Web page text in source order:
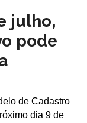
julho,
pode
de Cadastro
dia 9 de